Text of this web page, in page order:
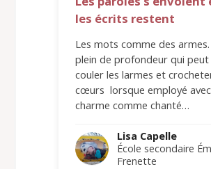
les écrits restent
Les mots comme des
plein de profondeur qui peut
couler les larmes et
cœurs lorsque employé avec
charme comme chanté…
Lisa Capelle
École secondaire
Frenette